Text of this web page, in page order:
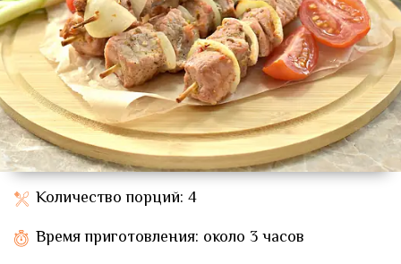
Количество порций: 4
Время приготовления: около 3 часов